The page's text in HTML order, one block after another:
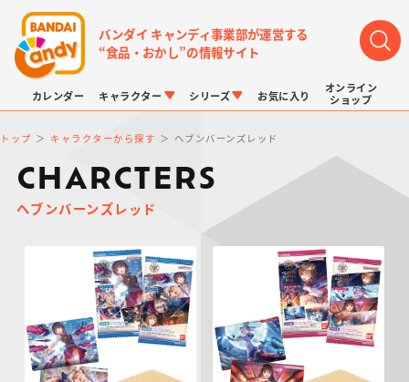
バンダイ キャンディ事業部が運営する
“食品・おかし”の情報サイト
カレンダー キャラクター
LINK TRAVELERS プリキュアシリーズ ドラゴンボール
シリーズ
チョコボックス チョコサプ ポケモンキッズ
お気に入り
オンライン
ショップ
トップ キャラクターから探す ヘブンバーンズレッド
CHARCTERS
ヘブンバーンズレッド